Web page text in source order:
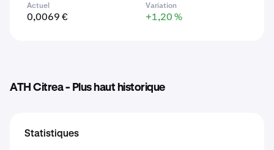
Actuel
0,0069 €
Variation
+1,20 %
ATH Citrea - Plus haut historique
Statistiques